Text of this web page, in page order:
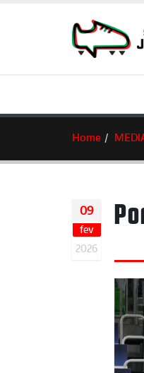
Home
09
fev
2026